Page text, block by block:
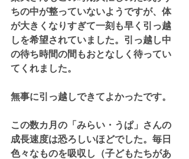
ちの中が整っていないようですが、体
が大きくなりすぎて一刻も早く引っ越
しを希望されていました。引っ越し中
の待ち時間の間もおとなしく待ってい
てくれました。
無事に引っ越しできてよかったです。
この数カ月の「みらい・うぱ」さんの
成長速度は恐ろしいほどでした。毎日
色々なものを吸収し（子どもたちがあ